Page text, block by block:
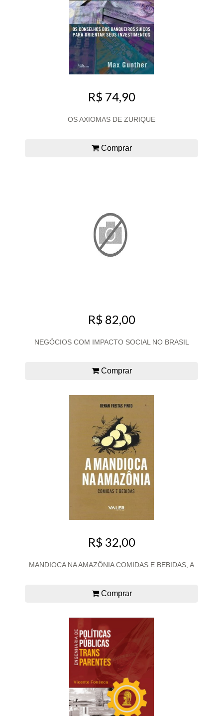
R$ 74,90
OS AXIOMAS DE ZURIQUE
Comprar
R$ 82,00
NEGÓCIOS COM IMPACTO SOCIAL NO BRASIL
Comprar
R$ 32,00
MANDIOCA NA AMAZÔNIA COMIDAS E BEBIDAS, A
Comprar